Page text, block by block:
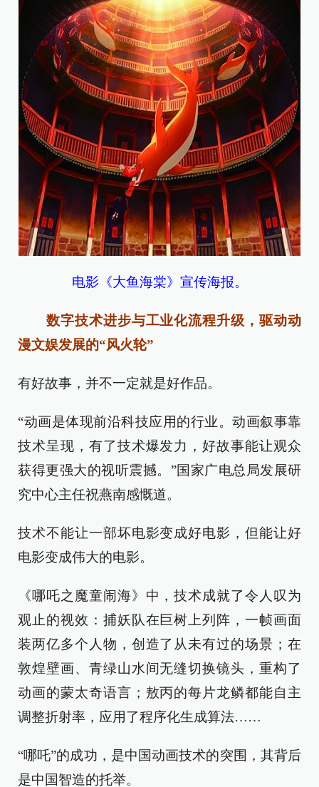
电影《大鱼海棠》宣传海报。
数字技术进步与工业化流程升级，驱动动
漫文娱发展的“风火轮”
有好故事，并不一定就是好作品。
“动画是体现前沿科技应用的行业。动画叙事靠
技术呈现，有了技术爆发力，好故事能让观众
获得更强大的视听震撼。”国家广电总局发展研
究中心主任祝燕南感慨道。
技术不能让一部坏电影变成好电影，但能让好
电影变成伟大的电影。
《哪吒之魔童闹海》中，技术成就了令人叹为
观止的视效：捕妖队在巨树上列阵，一帧画面
装两亿多个人物，创造了从未有过的场景；在
敦煌壁画、青绿山水间无缝切换镜头，重构了
动画的蒙太奇语言；敖丙的每片龙鳞都能自主
调整折射率，应用了程序化生成算法……
“哪吒”的成功，是中国动画技术的突围，其背后
是中国智造的托举。